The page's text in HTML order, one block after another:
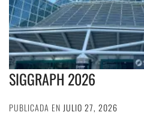
SIGGRAPH 2026
PUBLICADA EN JULIO 27, 2026